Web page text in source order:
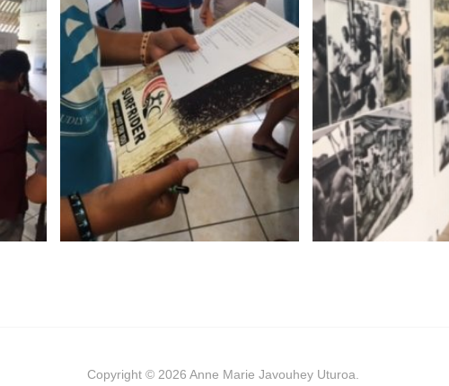
Copyright © 2026 Anne Marie Javouhey Uturoa.